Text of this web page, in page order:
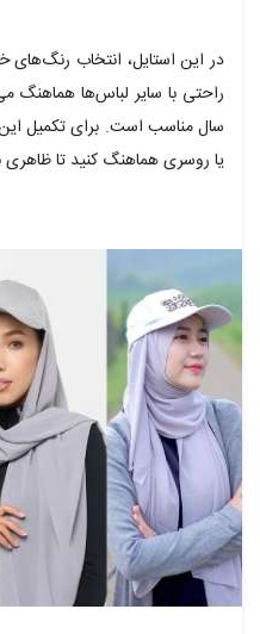
در این استایل، انتخاب
راحتی با سایر لباس‌ها
سال مناسب است. برای تکمیل این
یا روسری هماهنگ کنید تا